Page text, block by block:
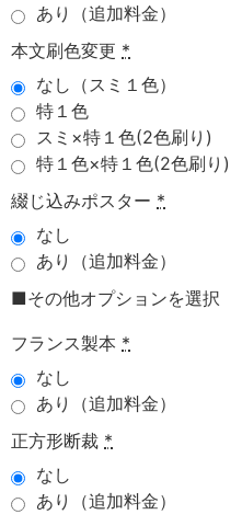
あり（追加料金）
本文刷色変更 *
なし（スミ１色）
特１色
スミ×特１色(2色刷り)
特１色×特１色(2色刷り)
綴じ込みポスター *
なし
あり（追加料金）
■その他オプションを選択
フランス製本 *
なし
あり（追加料金）
正方形断裁 *
なし
あり（追加料金）